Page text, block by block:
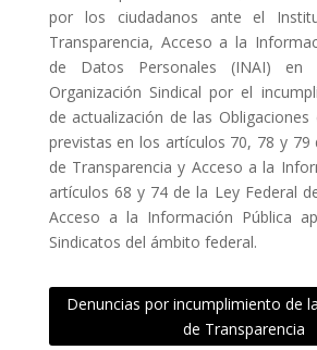
por los ciudadanos ante el
Transparencia, Acceso a la
de Datos Personales (INAI) en
Organización Sindical por el
de actualización de las Obligaciones
previstas en los artículos 70, 78 y 79
de Transparencia y Acceso a la
artículos 68 y 74 de la Ley Federal
Acceso a la Información Pública
Sindicatos del ámbito federal.
Denuncias por incumplimiento de
de Transparencia